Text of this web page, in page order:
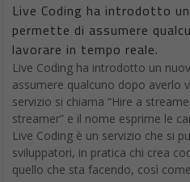
Live Coding ha introdotto
permette di assumere
lavorare in tempo reale.
Live Coding ha introdotto un
assumere qualcuno dopo averlo
servizio si chiama “Hire a
streamer” e il nome esprime le
Live Coding è un servizio che si
sviluppatori, in pratica chi crea
quello che sta facendo, così